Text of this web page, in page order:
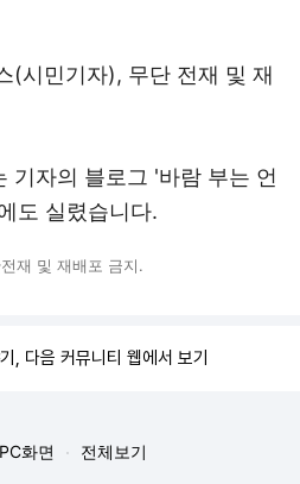
(시민기자), 무단 전재 및 재
기자의 블로그 '바람 부는 언
도 실렸습니다.
재 및 재배포 금지.
, 다음 커뮤니티 웹에서 보기
PC화면 전체보기